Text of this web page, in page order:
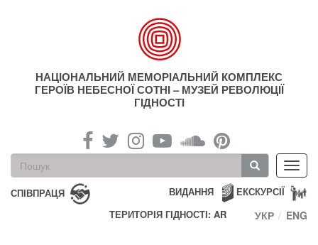
НАЦІОНАЛЬНИЙ МЕМОРІАЛЬНИЙ КОМПЛЕКС
ГЕРОЇВ НЕБЕСНОЇ СОТНІ – МУЗЕЙ РЕВОЛЮЦІЇ
ГІДНОСТІ
Пошукова
форма
Пошук
СПІВПРАЦЯ ЕКСКУРСІЇ
ВИДАННЯ
ТЕРИТОРІЯ ГІДНОСТІ: AR
УКР ENG